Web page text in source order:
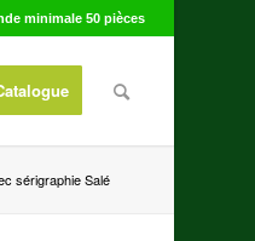
minimale 50 pièces
sérigraphie Salé